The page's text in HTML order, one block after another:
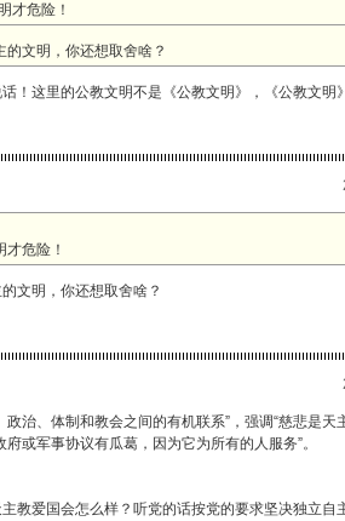
才危险！
文明，你还想取舍啥？
！这里的公教文明不是《公教文明》，《公教文明
危险！
文明，你还想取舍啥？
政治、体制和教会之间的有机联系”，强调“慈悲是天
或军事协议有瓜葛，因为它为所有的人服务”。
教爱国会怎么样？听党的话按党的要求坚决独立自